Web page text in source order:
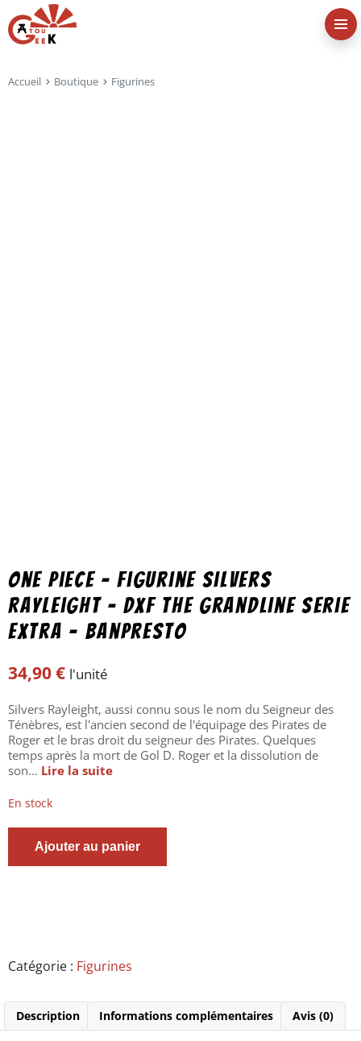
Accueil Boutique Figurines
One Piece – Figurine Silvers
Rayleight – DXF The Grandline serie
Extra – Banpresto
34,90€ l'unité
Silvers Rayleight, aussi connu sous le nom du Seigneur des
Ténèbres, est l'ancien second de l'équipage des Pirates de
Roger et le bras droit du seigneur des Pirates. Quelques
temps après la mort de Gol D. Roger et la dissolution de
son... Lire la suite
En stock
One
DXF
Grandline
serie
Extra
Ajouter au panier
Catégorie : Figurines
Description Informations complémentaires Avis (0)